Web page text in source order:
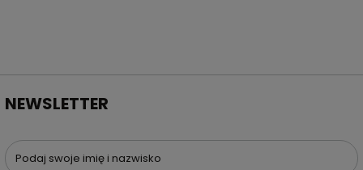
NEWSLETTER
Podaj swoje imię i nazwisko